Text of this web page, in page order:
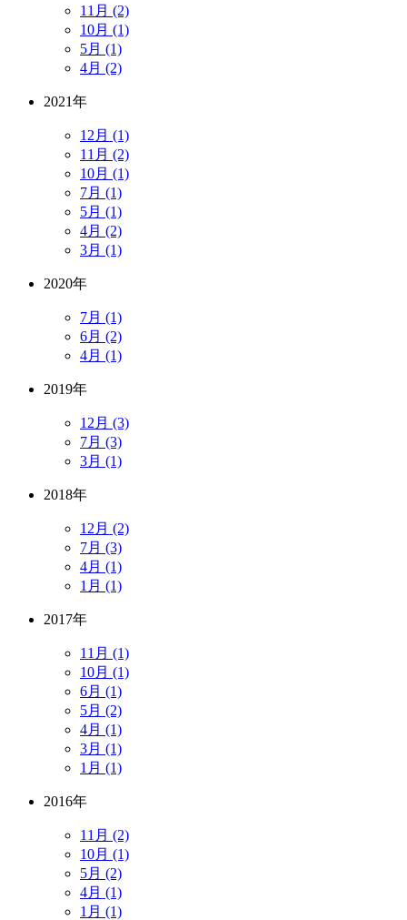
11月 (2)
10月 (1)
5月 (1)
4月 (2)
2021年
12月 (1)
11月 (2)
10月 (1)
7月 (1)
5月 (1)
4月 (2)
3月 (1)
2020年
7月 (1)
6月 (2)
4月 (1)
2019年
12月 (3)
7月 (3)
3月 (1)
2018年
12月 (2)
7月 (3)
4月 (1)
1月 (1)
2017年
11月 (1)
10月 (1)
6月 (1)
5月 (2)
4月 (1)
3月 (1)
1月 (1)
2016年
11月 (2)
10月 (1)
5月 (2)
4月 (1)
1月 (1)